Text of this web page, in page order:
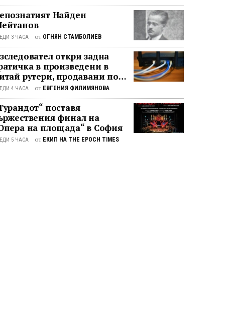
Найден
3 ЧАСА от ОГНЯН СТАМБОЛИЕВ
откри задна
в произведени в
рутери, продавани по
свят
4 ЧАСА от ЕВГЕНИЯ ФИЛИМЯНОВА
поставя
финал на
на площада“ в София
5 ЧАСА от ЕКИП НА THE EPOCH TIMES